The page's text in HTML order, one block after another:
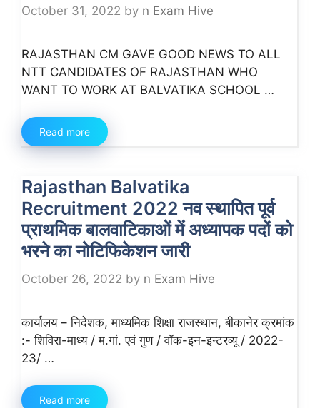
October 31, 2022 by n Exam Hive
RAJASTHAN CM GAVE GOOD NEWS TO ALL
NTT CANDIDATES OF RAJASTHAN WHO
WANT TO WORK AT BALVATIKA SCHOOL …
Read more
Rajasthan Balvatika
Recruitment 2022 नव स्थापित पूर्व
प्राथमिक बालवाटिकाओं में अध्यापक पदों को
भरने का नोटिफिकेशन जारी
October 26, 2022 by n Exam Hive
कार्यालय – निदेशक, माध्यमिक शिक्षा राजस्थान, बीकानेर क्रमांक
:- शिविरा-माध्य / म.गां. एवं गुण / वॉक-इन-इन्टरव्यू / 2022-
23/ …
Read more